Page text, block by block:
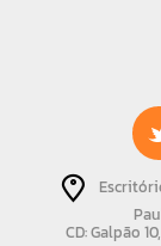
CD: Galpão